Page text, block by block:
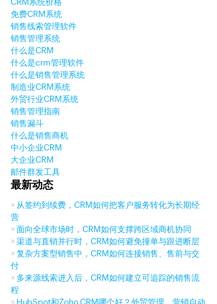
CRM系统价格
免费CRM系统
销售线索管理软件
销售管理系统
什么是CRM
什么是crm管理软件
什么是销售管理系统
制造业CRM系统
外贸行业CRM系统
销售管理指南
销售漏斗
什么是销售商机
中小企业CRM
大企业CRM
邮件群发工具
最新动态
从签约到续费，CRM如何把客户服务转化为长期经
营
面向全球市场时，CRM如何支撑跨区域商机协同
渠道与直销并行时，CRM如何避免撞单与跟进断层
复杂方案型销售中，CRM如何连接销售、售前与交
付
多来源线索进入后，CRM如何建立可追踪的销售流
程
HubSpot和Zoho CRM哪个好？外贸管理、营销自动